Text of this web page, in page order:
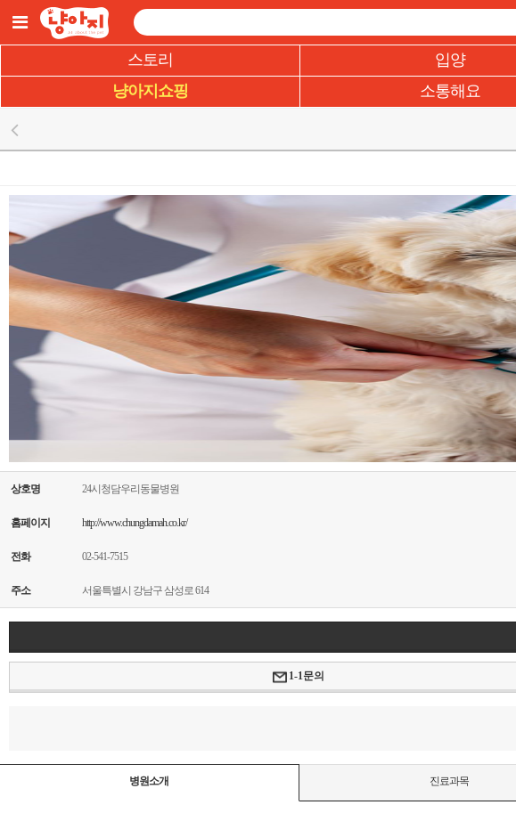
주
요
로
뛰
스토리 입양
냥아지쇼핑
소통해요
상호명 24시청담우리동물병원
홈페이지 http://www.chungdamah.co.kr/
전화 02-541-7515
주소 서울특별시 강남구 삼성로 614
1-1문의
병원소개 진료과목